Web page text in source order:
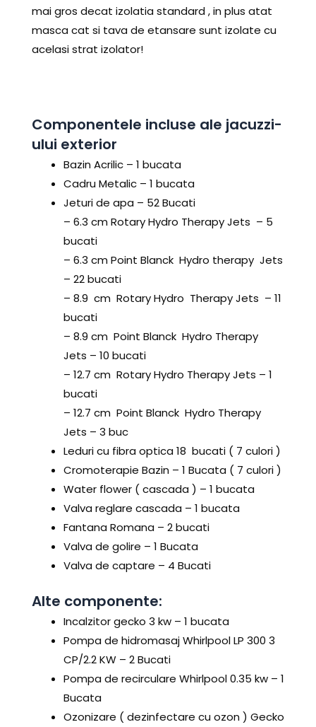
mai gros decat izolatia standard , in plus atat
masca cat si tava de etansare sunt izolate cu
acelasi strat izolator!
Componentele incluse ale jacuzzi-
ului exterior
Bazin Acrilic – 1 bucata
Cadru Metalic – 1 bucata
Jeturi de apa – 52 Bucati
– 6.3 cm Rotary Hydro Therapy Jets – 5
bucati
– 6.3 cm Point Blanck Hydro therapy Jets
– 22 bucati
– 8.9 cm Rotary Hydro Therapy Jets – 11
bucati
– 8.9 cm Point Blanck Hydro Therapy
Jets – 10 bucati
– 12.7 cm Rotary Hydro Therapy Jets – 1
bucati
– 12.7 cm Point Blanck Hydro Therapy
Jets – 3 buc
Leduri cu fibra optica 18 bucati ( 7 culori )
Cromoterapie Bazin – 1 Bucata ( 7 culori )
Water flower ( cascada ) – 1 bucata
Valva reglare cascada – 1 bucata
Fantana Romana – 2 bucati
Valva de golire – 1 Bucata
Valva de captare – 4 Bucati
Alte componente:
Incalzitor gecko 3 kw – 1 bucata
Pompa de hidromasaj Whirlpool LP 300 3
CP/2.2 KW – 2 Bucati
Pompa de recirculare Whirlpool 0.35 kw – 1
Bucata
Ozonizare ( dezinfectare cu ozon ) Gecko